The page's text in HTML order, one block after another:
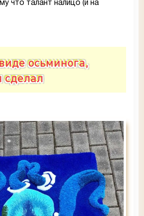
что талант налицо (и на
осьминога,
сделал